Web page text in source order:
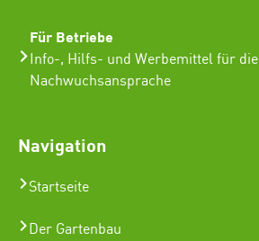
Für Betriebe
Info-, Hilfs- und Werbemittel für die
Nachwuchsansprache
Navigation
Startseite
Der Gartenbau